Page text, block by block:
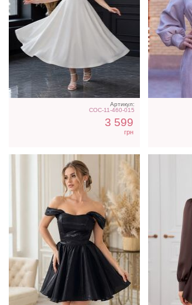
Артикул:
COC-11-460-015
3 599
грн
Короткое черное
нарядное короткое платье
на выпускной
Розовое платье футляр с
разрезом на ноге